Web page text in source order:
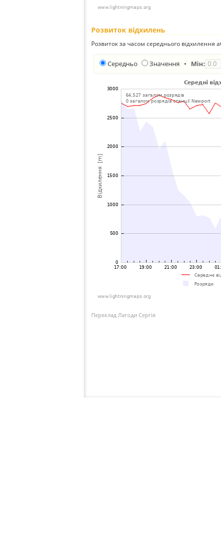
Розвиток відхилень
Розвиток за часом середнього відхилення
Середньо Значення • Мін:
Переклад Лагоди Сергія